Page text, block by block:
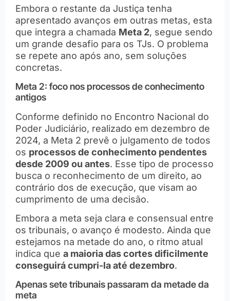
Embora o restante da Justiça tenha
apresentado avanços em outras metas, esta
que integra a chamada Meta 2, segue sendo
um grande desafio para os TJs. O problema
se repete ano após ano, sem soluções
concretas.
Meta 2: foco nos processos de conhecimento
antigos
Conforme definido no Encontro Nacional do
Poder Judiciário, realizado em dezembro de
2024, a Meta 2 prevê o julgamento de todos
os processos de conhecimento pendentes
desde 2009 ou antes. Esse tipo de processo
busca o reconhecimento de um direito, ao
contrário dos de execução, que visam ao
cumprimento de uma decisão.
Embora a meta seja clara e consensual entre
os tribunais, o avanço é modesto. Ainda que
estejamos na metade do ano, o ritmo atual
indica que a maioria das cortes dificilmente
conseguirá cumpri-la até dezembro.
Apenas sete tribunais passaram da metade da
meta